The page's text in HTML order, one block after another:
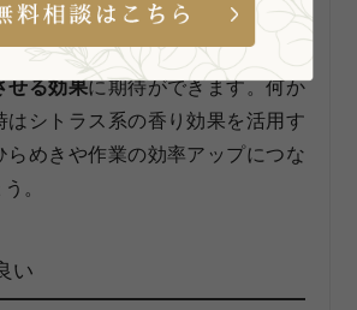
トなどが有名で、芳香成分の「リ
覚醒作用で気持ちを引き締め、頭
せる効果に期待ができます。何か
はシトラス系の香り効果を活用す
らめきや作業の効率アップにつな
。
い